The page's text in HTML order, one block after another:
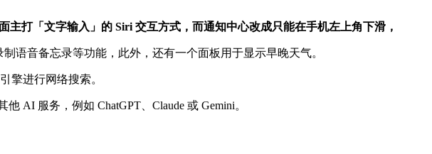
打「文字输入」的 Siri 交互方式，而通知中心改成只能在手机左上角下滑，
语音备忘录等功能，此外，还有一个面板用于显示早晚天气。
擎进行网络搜索。
AI 服务，例如 ChatGPT、Claude 或 Gemini。